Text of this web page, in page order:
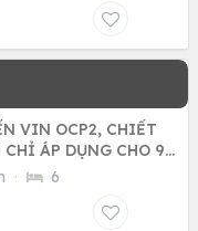
ÁP DỤNG CHO 99
· 6